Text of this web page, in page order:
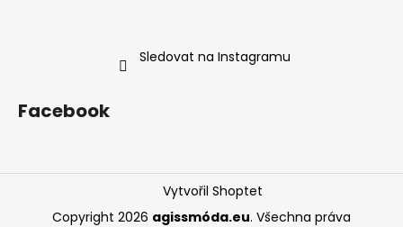
Sledovat na Instagramu
Facebook
Vytvořil Shoptet
Copyright 2026 agissmóda.eu. Všechna práva